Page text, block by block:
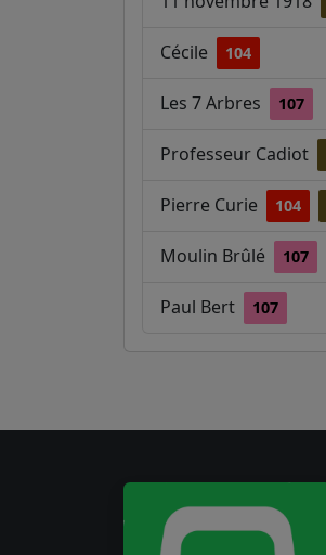
Cécile 104
Les 7 Arbres 107
Professeur Cadiot
Pierre Curie 104
Moulin Brûlé 107
Paul Bert 107